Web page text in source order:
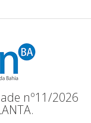
nº11/2026